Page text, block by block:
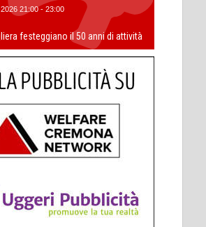
21:00 - 23:00
festeggiano il 50 anni di attività